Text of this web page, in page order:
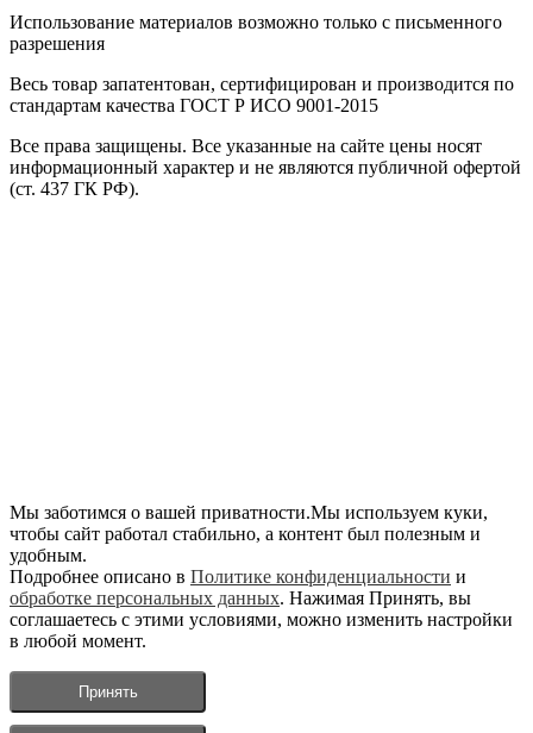
Использование материалов возможно только с письменного
разрешения
Весь товар запатентован, сертифицирован и производится по
стандартам качества ГОСТ Р ИСО 9001-2015
Все права защищены. Все указанные на сайте цены носят
информационный характер и не являются публичной офертой
(ст. 437 ГК РФ).
Мы заботимся о вашей приватности.Мы используем куки,
чтобы сайт работал стабильно, а контент был полезным и
удобным.
Подробнее описано в Политике конфиденциальности и
обработке персональных данных. Нажимая Принять, вы
соглашаетесь с этими условиями, можно изменить настройки
в любой момент.
Принять